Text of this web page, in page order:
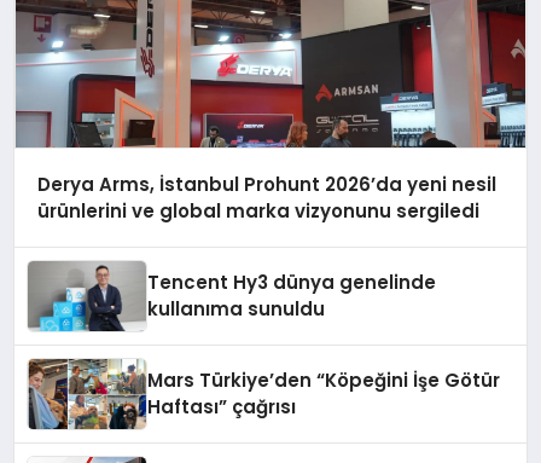
Derya Arms, İstanbul Prohunt 2026’da yeni nesil
ürünlerini ve global marka vizyonunu sergiledi
Tencent Hy3 dünya genelinde
kullanıma sunuldu
Mars Türkiye’den “Köpeğini İşe Götür
Haftası” çağrısı